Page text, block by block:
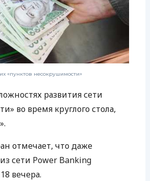
«пунктов несокрушимости»
развития сети
во время круглого стола,
отмечает, что даже
сети Power Banking
вечера.